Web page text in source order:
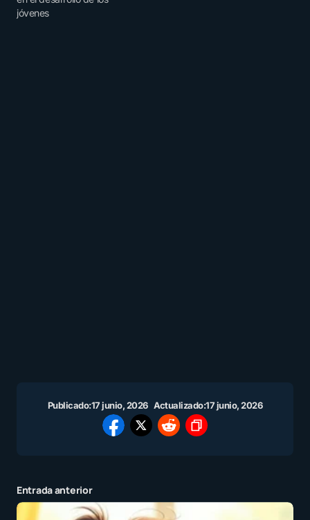
jóvenes
Publicado:17 junio, 2026 Actualizado:17 junio, 2026
Entrada anterior